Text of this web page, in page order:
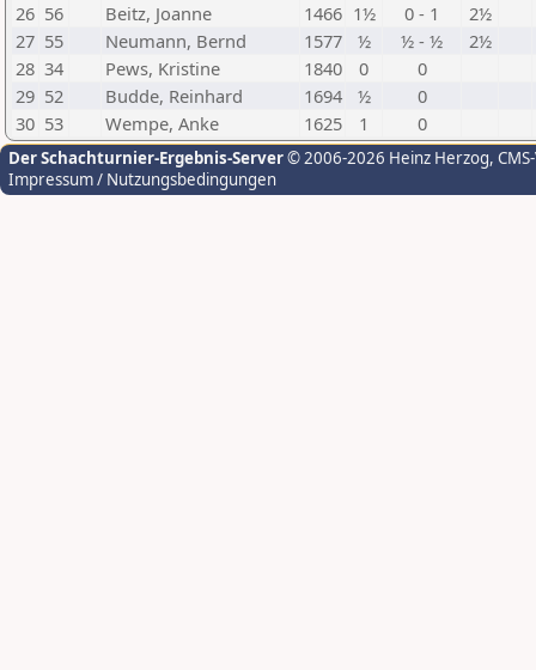
26 56 Beitz, Joanne 1466 1½ 0 - 1
2½
27 55 Neumann, Bernd 1577 ½ ½ - ½
2½
28 34 Pews, Kristine 1840 0
0
29 52 Budde, Reinhard 1694 ½
0
30 53 Wempe, Anke 1625 1 0
Der Schachturnier-Ergebnis-Server© 2006-2026 Heinz Herzog,
Impressum / Nutzungsbedingungen